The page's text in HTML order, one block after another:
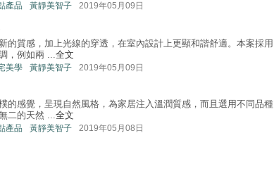
產品 黃靜美智子 2019年05月09日
的質感，加上光線的穿透，在室內設計上更顯和諧舒適。本案採用
，例如兩 ... 全文
美學 黃靜美智子 2019年05月09日
的感覺，呈現自然風格，為家居注入溫潤質感，而且選用不同品種
二的天然 ... 全文
產品 黃靜美智子 2019年05月08日